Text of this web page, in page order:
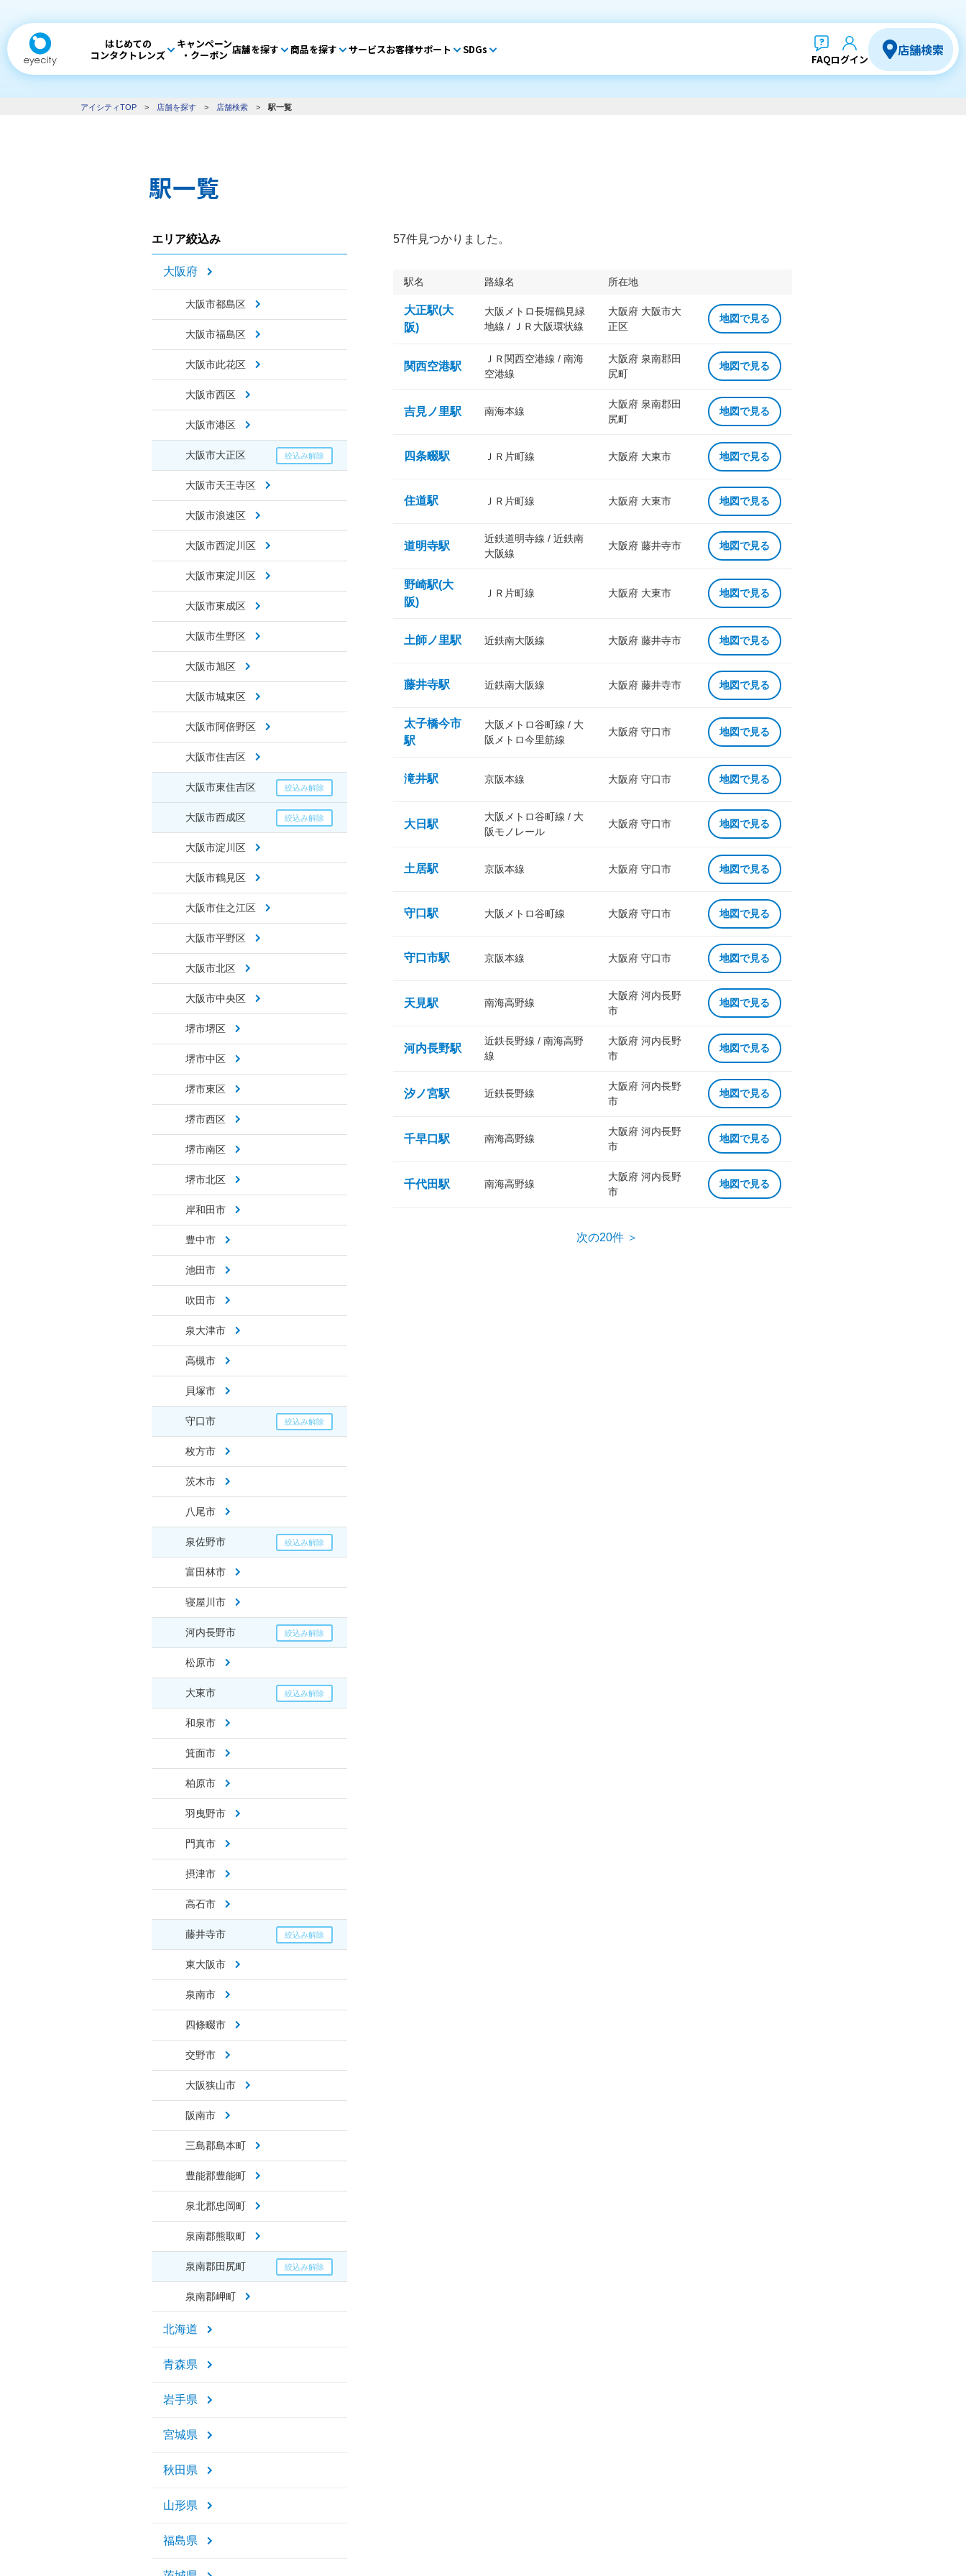
はじめての
コンタクトレンズ
キャンペーン
・クーポン 店舗を探す 商品を探す サービスお客様サポート SDGs
FAQログイン
店舗検索
アイシティTOP > 店舗を探す > 店舗検索 > 駅一覧
駅一覧
エリア絞込み
大阪府
大阪市都島区
大阪市福島区
大阪市此花区
大阪市西区
大阪市港区
大阪市大正区
大阪市天王寺区
大阪市浪速区
大阪市西淀川区
大阪市東淀川区
大阪市東成区
大阪市生野区
大阪市旭区
大阪市城東区
大阪市阿倍野区
大阪市住吉区
大阪市東住吉区
大阪市西成区
大阪市淀川区
大阪市鶴見区
大阪市住之江区
大阪市平野区
大阪市北区
大阪市中央区
堺市堺区
堺市中区
堺市東区
堺市西区
堺市南区
堺市北区
岸和田市
豊中市
池田市
吹田市
泉大津市
高槻市
貝塚市
守口市
枚方市
茨木市
八尾市
泉佐野市
富田林市
寝屋川市
河内長野市
松原市
大東市
和泉市
箕面市
柏原市
羽曳野市
門真市
摂津市
高石市
藤井寺市
東大阪市
泉南市
四條畷市
交野市
大阪狭山市
阪南市
三島郡島本町
豊能郡豊能町
泉北郡忠岡町
泉南郡熊取町
泉南郡田尻町
泉南郡岬町
北海道
青森県
岩手県
宮城県
秋田県
山形県
福島県
57件見つかりました。
駅名 路線名 所在地
大正駅(大
阪)
大阪メトロ長堀鶴見緑
地線 / ＪＲ大阪環状線
大阪府 大阪市大
正区
地図で見る
関西空港駅
ＪＲ関西空港線 / 南海
空港線
大阪府 泉南郡田
尻町
地図で見る
吉見ノ里駅 南海本線
大阪府 泉南郡田
尻町
地図で見る
四条畷駅 ＪＲ片町線 大阪府 大東市 地図で見る
住道駅 ＪＲ片町線 大阪府 大東市 地図で見る
道明寺駅
近鉄道明寺線 / 近鉄南
大阪線
大阪府 藤井寺市 地図で見る
野崎駅(大
阪)
ＪＲ片町線 大阪府 大東市 地図で見る
土師ノ里駅 近鉄南大阪線 大阪府 藤井寺市 地図で見る
藤井寺駅 近鉄南大阪線 大阪府 藤井寺市 地図で見る
太子橋今市
駅
大阪メトロ谷町線 / 大
阪メトロ今里筋線
大阪府 守口市 地図で見る
滝井駅 京阪本線 大阪府 守口市 地図で見る
大日駅
大阪メトロ谷町線 / 大
阪モノレール
大阪府 守口市 地図で見る
土居駅 京阪本線 大阪府 守口市 地図で見る
守口駅 大阪メトロ谷町線 大阪府 守口市 地図で見る
守口市駅 京阪本線 大阪府 守口市 地図で見る
天見駅 南海高野線
大阪府 河内長野
市
地図で見る
河内長野駅
近鉄長野線 / 南海高野
線
大阪府 河内長野
市
地図で見る
汐ノ宮駅 近鉄長野線
大阪府 河内長野
市
地図で見る
千早口駅 南海高野線
大阪府 河内長野
市
地図で見る
千代田駅 南海高野線
大阪府 河内長野
市
地図で見る
次の20件 ＞